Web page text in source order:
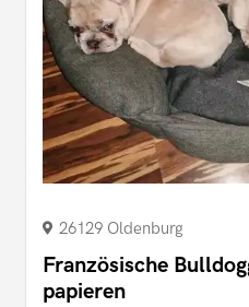
26129 Oldenburg
Französische
papieren